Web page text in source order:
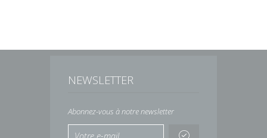
NEWSLETTER
Abonnez-vous à notre newsletter